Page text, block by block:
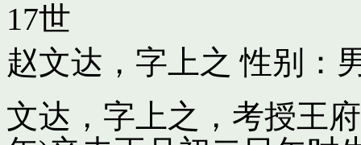
17世
赵文达，字上之 性别：
文达，字上之，考授王